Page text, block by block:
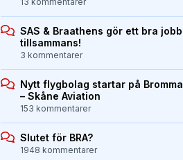
SAS & Braathens gör ett bra jobb
tillsammans!
3 kommentarer
Nytt flygbolag startar på Bromma
– Skåne Aviation
153 kommentarer
Slutet för BRA?
1948 kommentarer